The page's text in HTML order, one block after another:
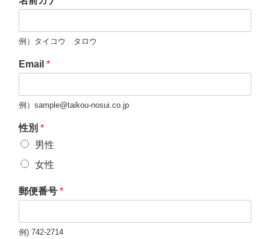
例）タイコウ タロウ
Email *
例）sample@taikou-nosui.co.jp
性別 *
男性
女性
郵便番号 *
例) 742-2714